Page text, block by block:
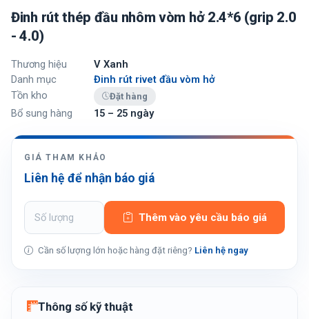
Đinh rút thép đầu nhôm vòm hở 2.4*6 (grip 2.0
- 4.0)
Thương hiệu
V Xanh
Danh mục
Đinh rút rivet đầu vòm hở
Tồn kho
Đặt hàng
Bổ sung hàng 15 – 25 ngày
GIÁ THAM KHẢO
Liên hệ để nhận báo giá
Thêm vào yêu cầu báo giá
Cần số lượng lớn hoặc hàng đặt riêng? Liên hệ ngay
Thông số kỹ thuật